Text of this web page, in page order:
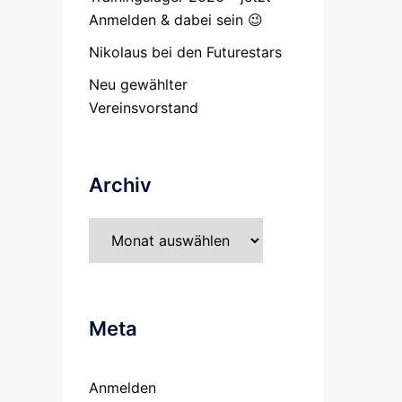
Anmelden & dabei sein 😉
Nikolaus bei den Futurestars
Neu gewählter
Vereinsvorstand
Archiv
Meta
Anmelden